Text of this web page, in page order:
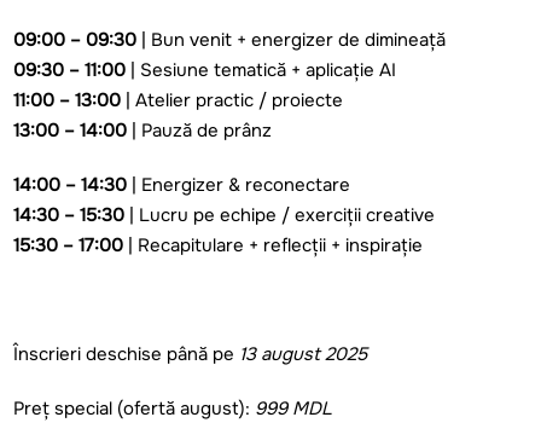
09:00 – 09:30 | Bunvenit + energizer de dimineață
09:30 – 11:00
Sesiune tematică +aplicație AI
11:00 – 13:00 | Atelier practic / proiecte
13:00 – 14:00
Pauză de prânz
14:00 – 14:30
Energizer & reconectare
14:30 – 15:30 Lucru peechipe /exerciții creative
15:30 – 17:00
Recapitulare + reflecții + inspirație
Înscrieri deschise până pe 13august 2025
Preț special (ofertă august): 999 MDL